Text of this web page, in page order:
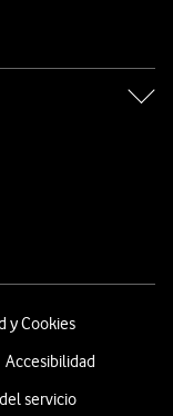
y Cookies
Accesibilidad
servicio